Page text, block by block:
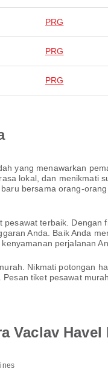
PRG
PRG
PRG
yang menawarkan
lokal, dan menikmati
bersama orang-
terbaik. Dengan
Anda. Baik Anda
perjalanan
Nikmati potongan
tiket pesawat
Vaclav Havel